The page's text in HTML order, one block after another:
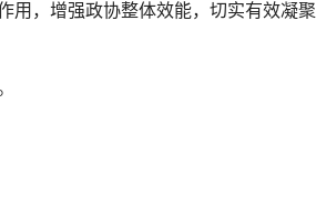
用，增强政协整体效能，切实有效凝聚